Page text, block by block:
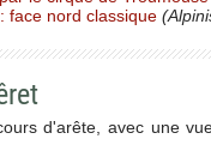
face nord classique
d'arête, avec une